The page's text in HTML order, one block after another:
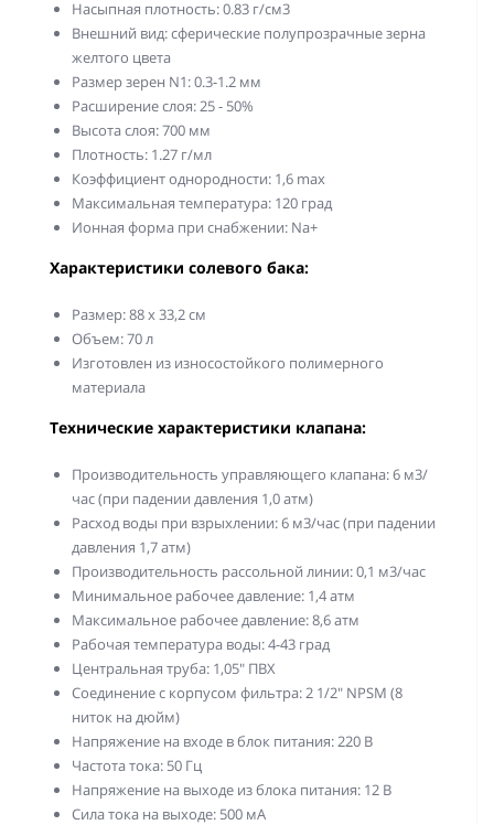
Насыпная плотность: 0.83 г/см3
Внешний вид: сферические полупрозрачные зерна
желтого цвета
Размер зерен N1: 0.3-1.2 мм
Расширение слоя: 25 - 50%
Высота слоя: 700 мм
Плотность: 1.27 г/мл
Коэффициент однородности: 1,6 max
Максимальная температура: 120 град
Ионная форма при снабжении: Na+
Характеристики солевого бака:
Размер: 88 х 33,2 см
Объем: 70 л
Изготовлен из износостойкого полимерного
материала
Технические характеристики клапана:
Производительность управляющего клапана: 6 м3/
час (при падении давления 1,0 атм)
Расход воды при взрыхлении: 6 м3/час (при падении
давления 1,7 атм)
Производительность рассольной линии: 0,1 м3/час
Минимальное рабочее давление: 1,4 атм
Максимальное рабочее давление: 8,6 атм
Рабочая температура воды: 4-43 град
Центральная труба: 1,05" ПВХ
Соединение с корпусом фильтра: 2 1/2" NPSM (8
ниток на дюйм)
Напряжение на входе в блок питания: 220 В
Частота тока: 50 Гц
Напряжение на выходе из блока питания: 12 В
Сила тока на выходе: 500 мА